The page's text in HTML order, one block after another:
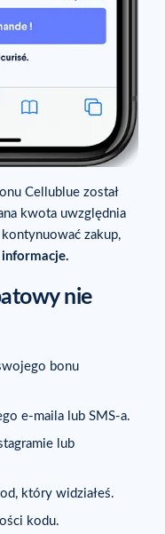
Cellublue został
kwota uwzględnia
zakup,
informacje.
nie
bonu
e-maila lub SMS-a.
lub
który widziałeś.
kodu.